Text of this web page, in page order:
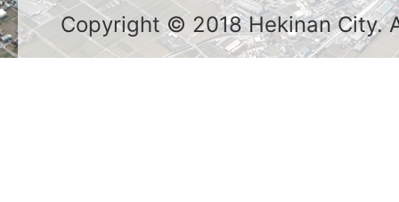
Copyright © 2018 Hekinan City.